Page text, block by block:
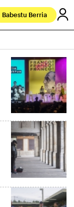
Babestu Berria